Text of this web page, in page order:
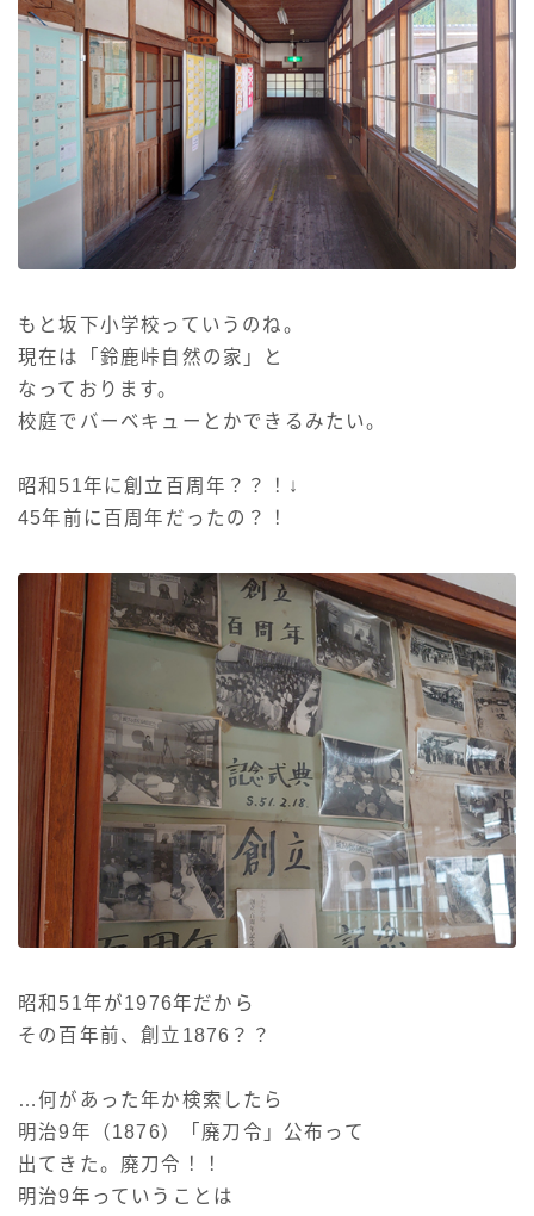
もと坂下小学校っていうのね。
現在は「鈴鹿峠自然の家」と
なっております。
校庭でバーベキューとかできるみたい。
昭和51年に創立百周年？？！↓
45年前に百周年だったの？！
昭和51年が1976年だから
その百年前、創立1876？？
…何があった年か検索したら
明治9年（1876）「廃刀令」公布って
出てきた。廃刀令！！
明治9年っていうことは